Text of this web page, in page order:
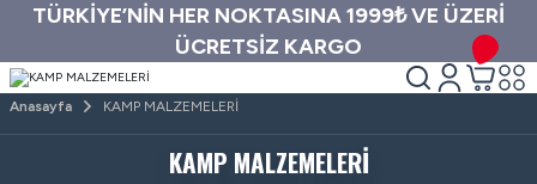
TÜRKİYE’NİN HER NOKTASINA 1999₺ VE ÜZERİ
ÜCRETSİZ KARGO
Anasayfa KAMP MALZEMELERİ
KAMP MALZEMELERİ